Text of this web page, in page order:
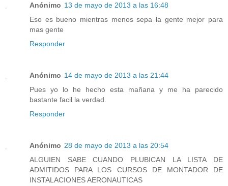
Anónimo 13 de mayo de 2013 a las 16:48
Eso es bueno mientras menos sepa la gente mejor para
mas gente
Responder
Anónimo 14 de mayo de 2013 a las 21:44
Pues yo lo he hecho esta mañana y me ha parecido
bastante facil la verdad.
Responder
Anónimo 28 de mayo de 2013 a las 20:54
ALGUIEN SABE CUANDO PLUBICAN LA LISTA DE
ADMITIDOS PARA LOS CURSOS DE MONTADOR DE
INSTALACIONES AERONAUTICAS